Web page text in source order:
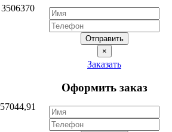
3506370
Отправить
×
57044,91
Заказать
Оформить заказ